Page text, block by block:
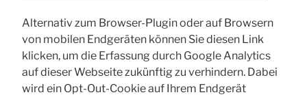
Alternativ zum Browser-Plugin oder auf Browsern
von mobilen Endgeräten können Sie diesen Link
klicken, um die Erfassung durch Google Analytics
auf dieser Webseite zukünftig zu verhindern. Dabei
wird ein Opt-Out-Cookie auf Ihrem Endgerät